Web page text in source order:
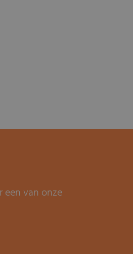
een van onze